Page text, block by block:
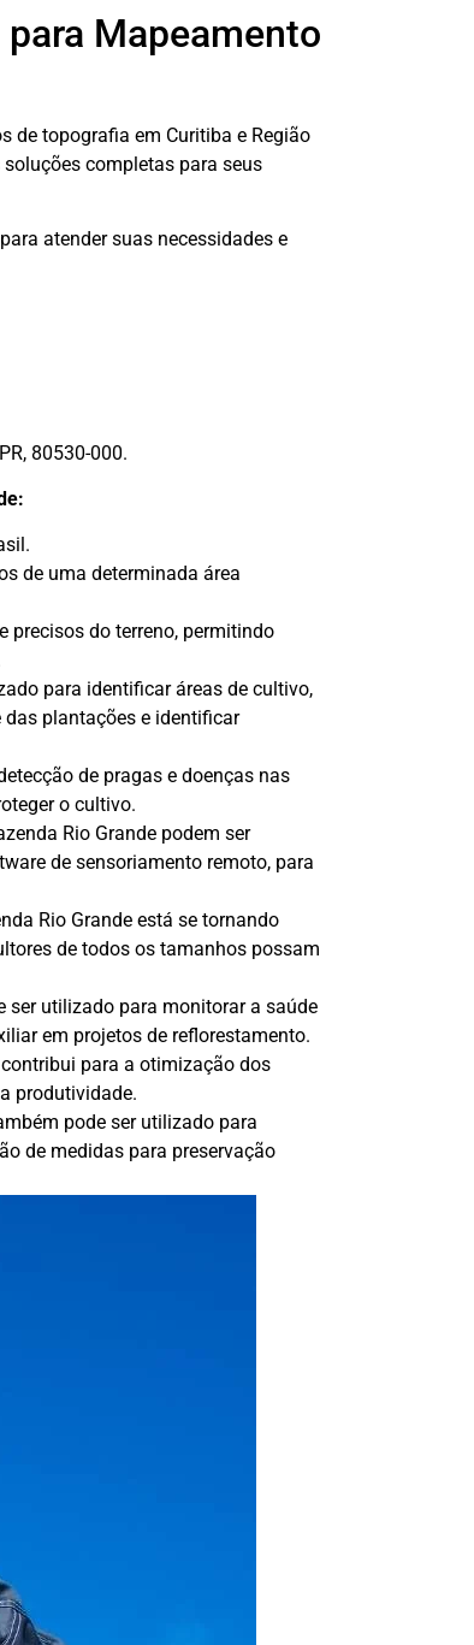
Mapeamento
de topografia em Curitiba e Região
completas para seus
atender suas necessidades e
80530-000.
de uma determinada área
precisos do terreno, permitindo
para identificar áreas de cultivo,
plantações e identificar
de pragas e doenças nas
o cultivo.
Rio Grande podem ser
de sensoriamento remoto, para
Rio Grande está se tornando
de todos os tamanhos possam
ser utilizado para monitorar a saúde
em projetos de reflorestamento.
para a otimização dos
produtividade.
pode ser utilizado para
de medidas para preservação